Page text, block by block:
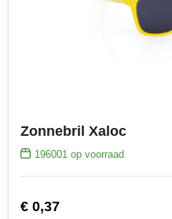
Zonnebril Xaloc
196001op voorraad
€ 0,37